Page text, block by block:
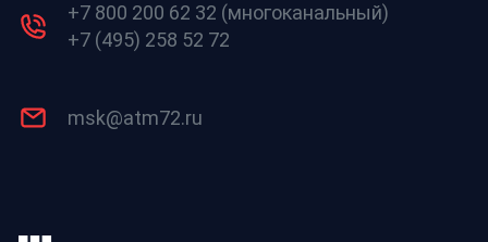
+7 800 200 62 32 (многоканальный)
+7 (495) 258 52 72
msk@atm72.ru